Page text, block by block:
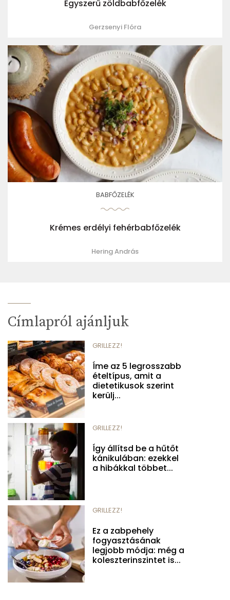
Egyszerű zöldbabfőzelék
Gerzsenyi Flóra
BABFŐZELÉK
Krémes erdélyi fehérbabfőzelék
Hering András
Címlapról ajánljuk
GRILLEZZ!
Íme az 5 legrosszabb
ételtípus, amit a
dietetikusok szerint
kerülj...
GRILLEZZ!
Így állítsd be a hűtőt
kánikulában: ezekkel
a hibákkal többet...
GRILLEZZ!
Ez a zabpehely
fogyasztásának
legjobb módja: még a
koleszterinszintet is...